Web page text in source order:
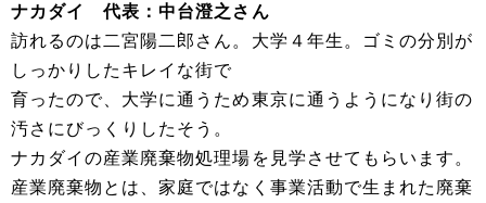
ナカダイ 代表：中台澄之さん
訪れるのは二宮陽二郎さん。大学４年生。ゴミの分別が
しっかりしたキレイな街で
育ったので、大学に通うため東京に通うようになり街の
汚さにびっくりしたそう。
ナカダイの産業廃棄物処理場を見学させてもらいます。
産業廃棄物とは、家庭ではなく事業活動で生まれた廃棄